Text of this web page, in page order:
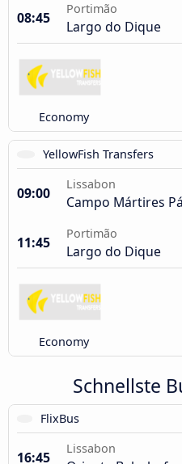
08:45
Portimão
Largo do Dique
Economy
YellowFish Transfers
09:00
Lissabon
Campo Mártires
11:45
Portimão
Largo do Dique
Economy
Schnellste
FlixBus
16:45
Lissabon